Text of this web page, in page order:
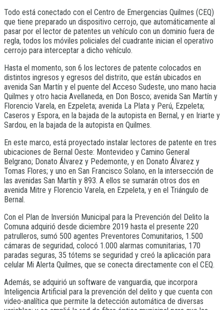
Todo está conectado con el Centro de Emergencias Quilmes (CEQ)
que tiene preparado un dispositivo cerrojo, que automáticamente al
pasar por el lector de patentes un vehículo con un dominio fuera de
regla, todos los móviles policiales del cuadrante inician el operativo
cerrojo para interceptar a dicho vehículo.
Hasta el momento, son 6 los lectores de patente colocados en
distintos ingresos y egresos del distrito, que están ubicados en
avenida San Martín y el puente del Acceso Sudeste, uno mano hacia
Quilmes y otro hacia Avellaneda, en Don Bosco; avenida San Martín y
Florencio Varela, en Ezpeleta; avenida La Plata y Perú, Ezpeleta;
Caseros y Espora, en la bajada de la autopista en Bernal, y en Iriarte y
Sardou, en la bajada de la autopista en Quilmes.
En este marco, está proyectado instalar lectores de patente en tres
ubicaciones de Bernal Oeste: Montevideo y Camino General
Belgrano; Donato Álvarez y Pedemonte, y en Donato Álvarez y
Tomas Flores; y uno en San Francisco Solano, en la intersección de
las avenidas San Martín y 893. A ellos se sumarán otros dos en
avenida Mitre y Florencio Varela, en Ezpeleta, y en el Triángulo de
Bernal.
Con el Plan de Inversión Municipal para la Prevención del Delito la
Comuna adquirió desde diciembre 2019 hasta el presente 220
patrulleros, sumó 500 agentes Preventores Comunitarios, 1.500
cámaras de seguridad, colocó 1.000 alarmas comunitarias, 170
paradas seguras, 35 tótems se seguridad y creó la aplicación para
celular Mi Alerta Quilmes, que se conecta directamente con el CEQ.
Además, se adquirió un software de vanguardia, que incorpora
Inteligencia Artificial para la prevención del delito y que cuenta con
video-analítica que permite la detección automática de diversas